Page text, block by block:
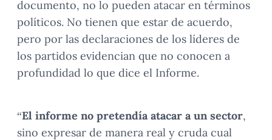
documento, no lo pueden atacar en términos
políticos. No tienen que estar de acuerdo,
pero por las declaraciones de los líderes de
los partidos evidencian que no conocen a
profundidad lo que dice el Informe.
“El informe no pretendía atacar a un sector,
sino expresar de manera real y cruda cual